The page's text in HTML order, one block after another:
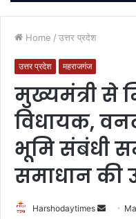
Home / उत्तर प्रदेश
उत्तर प्रदेश महराजगंज
मुख्यमंत्री से
विधायक,
भूमि संबंधी
समाधान की
Harshodaytimes
Send